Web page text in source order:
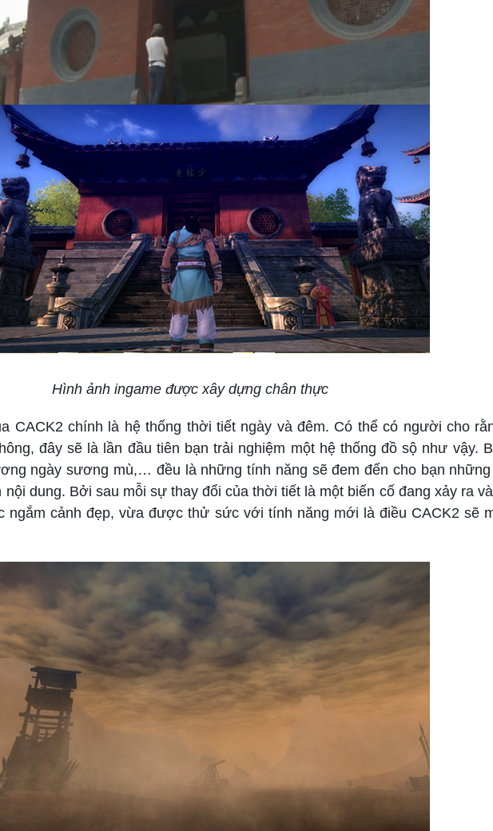
Hình ảnh ingame được xây dựng chân thực
CACK2 chính là hệ thống thời tiết ngày và đêm. Có thể có người cho
đây sẽ là lần đầu tiên bạn trải nghiệm một hệ thống đồ sộ như vậy.
ngày sương mù,… đều là những tính năng sẽ đem đến cho bạn những
dung. Bởi sau mỗi sự thay đổi của thời tiết là một biến cố đang xảy ra
ngắm cảnh đẹp, vừa được thử sức với tính năng mới là điều CACK2 sẽ